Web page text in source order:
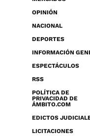
OPINIÓN
NACIONAL
DEPORTES
INFORMACIÓN
ESPECTÁCULOS
RSS
POLÍTICA DE
PRIVACIDAD DE
ÁMBITO.COM
EDICTOS
LICITACIONES